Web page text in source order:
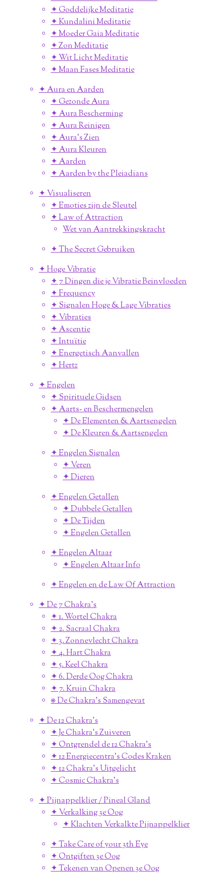
✦ Goddelijke Meditatie
✦ Kundalini Meditatie
✦ Moeder Gaia Meditatie
✦ Zon Meditatie
✦ Wit Licht Meditatie
✦ Maan Fases Meditatie
✦ Aura en Aarden
✦ Gezonde Aura
✦ Aura Bescherming
✦ Aura Reinigen
✦ Aura's Zien
✦ Aura Kleuren
✦ Aarden
✦ Aarden by the Pleiadians
✦ Visualiseren
✦ Emoties zijn de Sleutel
✦ Law of Attraction
Wet van Aantrekkingskracht
✦ The Secret Gebruiken
✦ Hoge Vibratie
✦ 7 Dingen die je Vibratie Beinvloeden
✦ Frequency
✦ Signalen Hoge & Lage Vibraties
✦ Vibraties
✦ Ascentie
✦ Intuïtie
✦ Energetisch Aanvallen
✦ Hertz
✦ Engelen
✦ Spirituele Gidsen
✦ Aarts- en Beschermengelen
✦ De Elementen & Aartsengelen
✦ De Kleuren & Aartsengelen
✦ Engelen Signalen
✦ Veren
✦ Dieren
✦ Engelen Getallen
✦ Dubbele Getallen
✦ De Tijden
✦ Engelen Getallen
✦ Engelen Altaar
✦ Engelen Altaar Info
✦ Engelen en de Law Of Attraction
✦ De 7 Chakra's
✦ 1. Wortel Chakra
✦ 2. Sacraal Chakra
✦ 3. Zonnevlecht Chakra
✦ 4. Hart Chakra
✦ 5. Keel Chakra
✦ 6. Derde Oog Chakra
✦ 7. Kruin Chakra
⎈ De Chakra's Samengevat
✦ De 12 Chakra's
✦ Je Chakra's Zuiveren
✦ Ontgrendel de 12 Chakra's
✦ 12 Energiecentra's Codes Kraken
✦ 12 Chakra's Uitgelicht
✦ Cosmic Chakra's
✦ Pijnappelklier / Pineal Gland
✦ Verkalking 3e Oog
✦ Klachten Verkalkte Pijnappelklier
✦ Take Care of your 3th Eye
✦ Ontgiften 3e Oog
✦ Tekenen van Openen 3e Oog